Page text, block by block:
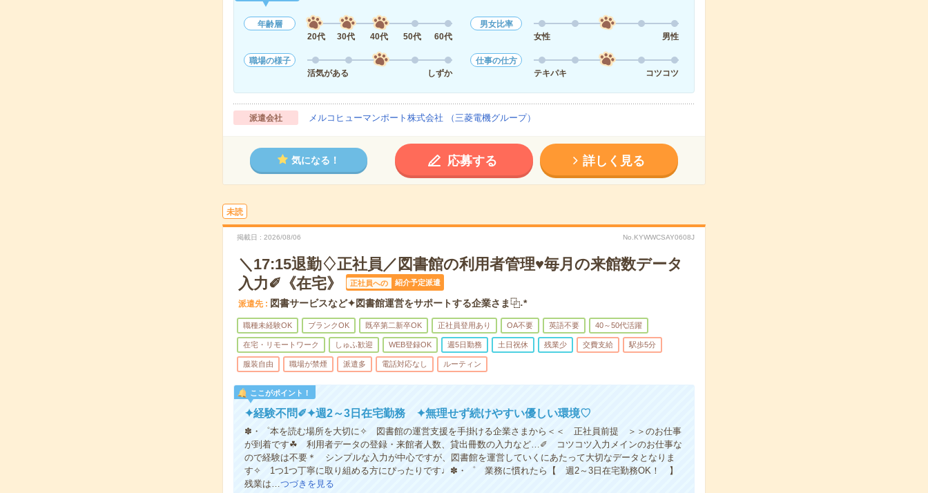
年齢層
20代
30代 40代 50代 60代
男女比率
女性
男性
職場の様子
活気がある
しずか
仕事の仕方
テキパキ
コツコツ
派遣会社 メルコヒューマンポート株式会社 （三菱電機グループ）
気になる！ 応募する 詳しく見る
未読
掲載日 2026/08/06 No.KYWWCSAY0608J
＼17:15退勤♢正社員／図書館の利用者管理♥毎月の来館数データ
入力✐《在宅》
正社員への 紹介予定派遣
派遣先 図書サービスなど✦図書館運営をサポートする企業さま⿻˖*
職種未経験OK ブランクOK 既卒第二新卒OK 正社員登用あり OA不要 英語不要 40～50代活躍
在宅・リモートワーク しゅふ歓迎 WEB登録OK 週5日勤務 土日祝休 残業少 交費支給 駅歩5分
服装自由 職場が禁煙 派遣多 電話対応なし ルーティン
ここがポイント！
✦経験不問✐✦週2～3日在宅勤務 ✦無理せず続けやすい優しい環境♡
✽・゜本を読む場所を大切に✧ 図書館の運営支援を手掛ける企業さまから＜＜ 正社員前提 ＞＞のお仕事
が到着です☘ 利用者データの登録・来館者人数、貸出冊数の入力など…✐ コツコツ入力メインのお仕事な
ので経験は不要＊ シンプルな入力が中心ですが、図書館を運営していくにあたって大切なデータとなりま
す✧ 1つ1つ丁寧に取り組める方にぴったりです♩✽・゜ 業務に慣れたら【 週2～3日在宅勤務OK！ 】
残業は…つづきを見る